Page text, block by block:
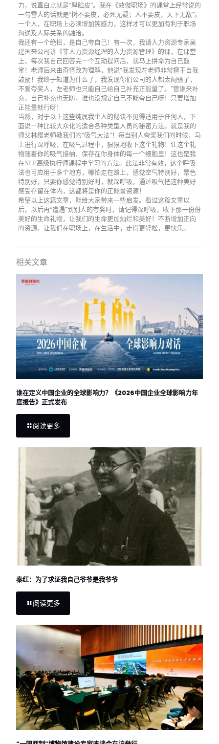
力，说直白点就是“厚脸皮”。我在《效傲职场》的课堂上经常说的
一句雷人的话就是“树不要皮，必死无疑；人不要皮，天下无敌”。
一个人，在职场上必须增加钝感力，这样才可以更加有利于职场
沟通及人际关系的融洽。
我还有一个绝招，是自己夸自己！有一次，我请人力资源专家吴
建国来公司讲《非人力资源经理的人力资源管理》的课，在课堂
上，每次我自己回答完一个互动提问后，就马上拼命为自己鼓
掌！老师后来由奇怪改为理解，他说“我发现左老师非常擅于自我
鼓励！我终于知道为什么了，我发现你们公司的人都太闷骚了，
不爱夸奖人，左老师也只能自己给自己补充正能量了。”管谁来补
充，自己补充也无防，谁也没规定自己不能夸自己呀！只要增加
正能量就行呀！
当然，对于以上这些纯属我个人的秘诀不见得适用于任何人，下
面说一种比较大众化的适合各种类型人员的秘密方法。就是我的
师父林缨老师教我们的“吸气大法”！每当别人夸奖我们的时候，马
上进行深呼吸，在吸气过程中，狠狠地收下这个礼物！让这个礼
物随着你的吸气接纳、保存在你身体的每一个细胞里！这也是我
在NLP高级执行师课程中学习的方法。此法非常有效，这个呼吸
法也可应用于多个地方，哪怕走在路上，感觉空气特别好，景色
特别好，只要你感觉特别好时，就深呼吸，通过吸气把这种美好
感受存留在体内，这都将是你的正能量资源！
希望以上这篇文章，能给大家带来一些启发。看过这篇文章以
后，以后再“遭遇”到别人的夸奖时，请记得深呼吸，收下那一份份
美好的生命礼物，让我们的生命更加灿烂和美好！不断增加正向
的资源，让我们在职场上，在生活中，走得更轻松，更快乐。
相关文章
谁在定义中国企业的全球影响力？《2026中国企业全球影响力年
度报告》正式发布
阅读更多
秦红：为了求证我自己爷爷是我爷爷
阅读更多